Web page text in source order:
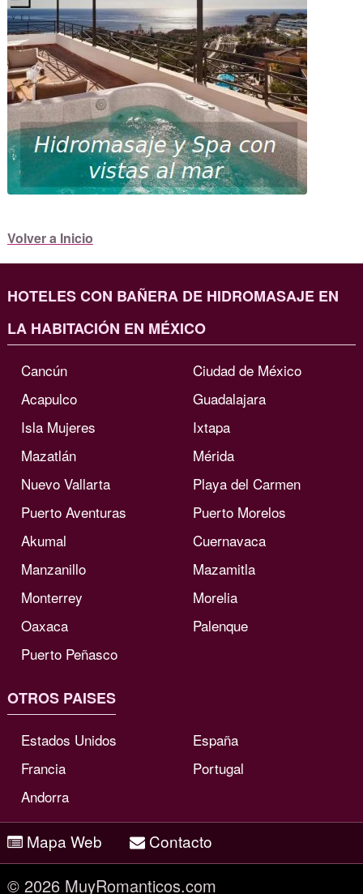
Volver a Inicio
HOTELES CON BAÑERA DE HIDROMASAJE EN
LA HABITACIÓN EN MÉXICO
Cancún
Ciudad de México
Acapulco
Guadalajara
Isla Mujeres
Ixtapa
Mazatlán
Mérida
Nuevo Vallarta
Playa del Carmen
Puerto Aventuras
Puerto Morelos
Akumal
Cuernavaca
Manzanillo
Mazamitla
Monterrey
Morelia
Oaxaca
Palenque
Puerto Peñasco
OTROS PAISES
Estados Unidos
España
Francia
Portugal
Andorra
Mapa Web Contacto
© 2026 MuyRomanticos.com